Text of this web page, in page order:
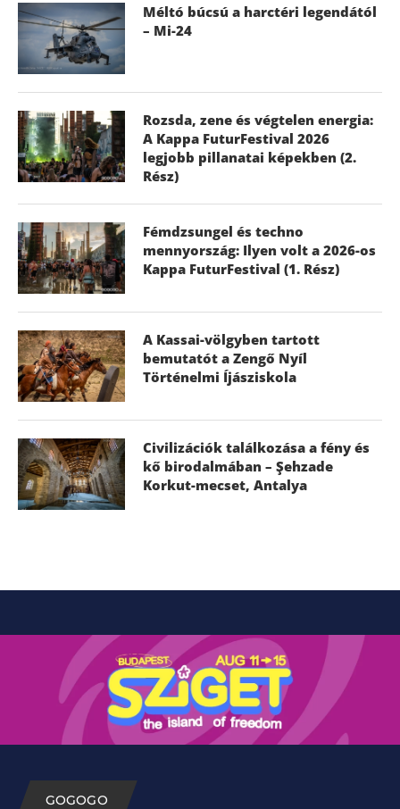
Méltó búcsú a harctéri legendától
– Mi-24
Rozsda, zene és végtelen energia:
A Kappa FuturFestival 2026
legjobb pillanatai képekben (2.
Rész)
Fémdzsungel és techno
mennyország: Ilyen volt a 2026-os
Kappa FuturFestival (1. Rész)
A Kassai-völgyben tartott
bemutatót a Zengő Nyíl
Történelmi Íjásziskola
Civilizációk találkozása a fény és
kő birodalmában – Şehzade
Korkut-mecset, Antalya
GOGOGO